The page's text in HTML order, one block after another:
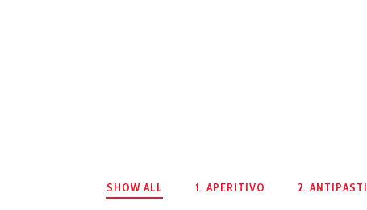
SHOW ALL 1. APERITIVO 2. ANTIPASTI